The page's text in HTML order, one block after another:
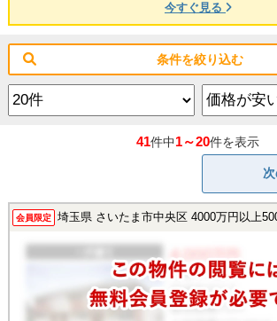
今すぐ見る
条件を絞り込む
41件中1～20件を表示
会員限定 埼玉県 さいたま市中央区 4000万円以上5000万円未満【